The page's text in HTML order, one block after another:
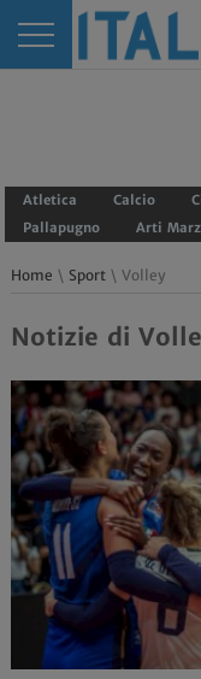
Atletica Calcio
Pallapugno
Arti
Home \ Sport\ Volley
Notizie di